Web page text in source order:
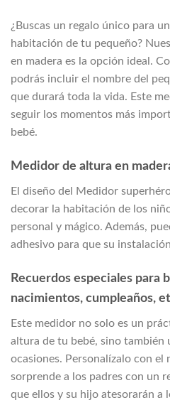
¿Buscas un regalo único para
habitación de tu pequeño?
en madera es la opción ideal.
podrás incluir el nombre del
que durará toda la vida. Este
seguir los momentos más
bebé.
Medidor de altura en
El diseño del Medidor
decorar la habitación de los
personal y mágico. Además,
adhesivo para que su
Recuerdos especiales para
nacimientos, cumpleaños,
Este medidor no solo es un
altura de tu bebé, sino también
ocasiones. Personalízalo con el
sorprende a los padres con un
que ellos y su hijo atesorarán a